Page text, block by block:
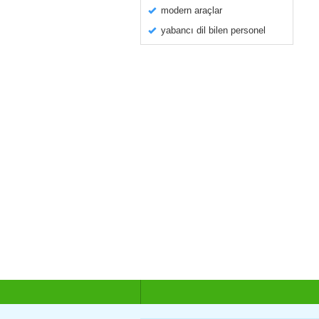
modern araçlar
yabancı dil bilen personel